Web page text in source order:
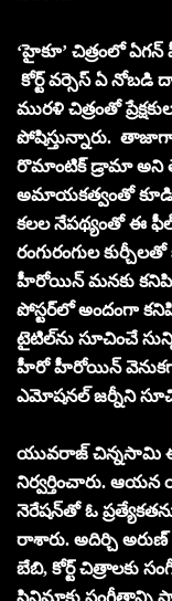
‘హైకూ’ చిత్రంలో
కోర్ట్ వ‌ర్సెస్ ఏ నోబ‌డి
ముర‌ళి చిత్రంతో
పోషిస్తున్నారు. తాజాగా
రొమాంటిక్ డ్రామా అని
అమాయ‌క‌త్వంతో కూడిన
క‌ల‌ల నేప‌థ్యంతో ఈ
రంగురంగుల
హీరోయిన్ మ‌న‌కు
పోస్టర్‌లో అందంగా
టైటిల్‌ను సూచించే
హీరో హీరోయిన్ వెనుక‌గా
ఎమోష‌న‌ల్ జ‌ర్నీని
యువ‌రాజ్ చిన్న‌సామి ఈ
నిర్వ‌ర్తించారు. ఆయ‌న
నెరేష‌న్‌తో ఓ
రాశారు. అదిర్చి అరుణ్
బేబి, కోర్ట్ చిత్రాల‌కు
సినిమాకు సంగీతాన్ని